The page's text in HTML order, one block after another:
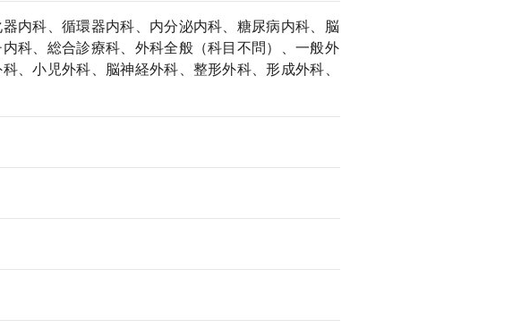
内科、循環器内科、内分泌内科、糖尿病内科、脳
科、総合診療科、外科全般（科目不問）、一般外
、小児外科、脳神経外科、整形外科、形成外科、